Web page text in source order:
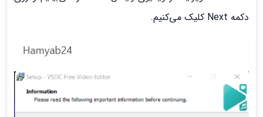
دکمه Next کلیک می‌کنیم.